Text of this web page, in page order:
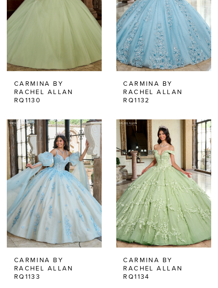
CARMINA BY
RACHEL ALLAN
RQ1130
CARMINA BY
RACHEL ALLAN
RQ1132
CARMINA BY
RACHEL ALLAN
RQ1133
CARMINA BY
RACHEL ALLAN
RQ1134